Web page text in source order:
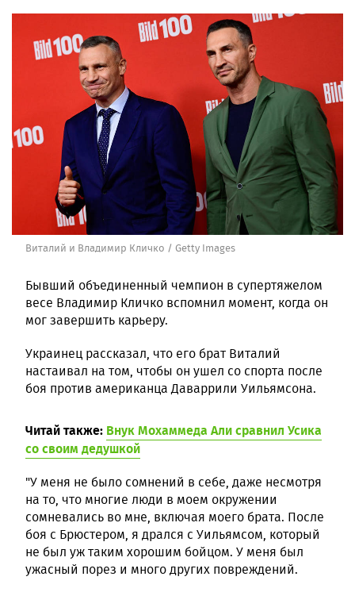
Виталий и Владимир Кличко / Getty Images
Бывший объединенный чемпион в супертяжелом
весе Владимир Кличко вспомнил момент, когда он
мог завершить карьеру.
Украинец рассказал, что его брат Виталий
настаивал на том, чтобы он ушел со спорта после
боя против американца Даваррили Уильямсона.
Читай также: Внук Мохаммеда Али сравнил Усика
со своим дедушкой
"У меня не было сомнений в себе, даже несмотря
на то, что многие люди в моем окружении
сомневались во мне, включая моего брата. После
боя с Брюстером, я дрался с Уильямсом, который
не был уж таким хорошим бойцом. У меня был
ужасный порез и много других повреждений.